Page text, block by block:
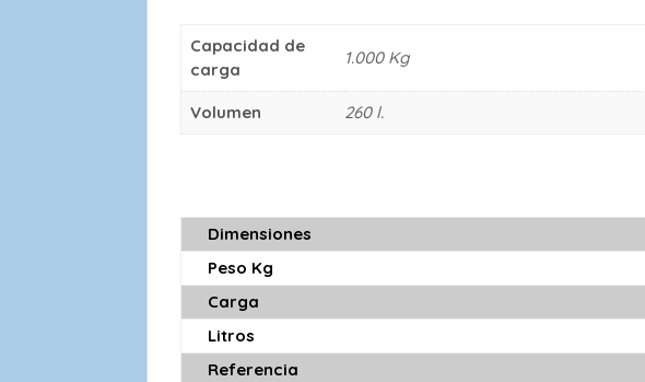
Capacidad de
carga
1.000 Kg
Volumen 260 l.
Dimensiones
Peso Kg
Carga
Litros
Referencia